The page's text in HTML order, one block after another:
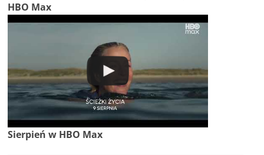
HBO Max
Sierpień w HBO Max